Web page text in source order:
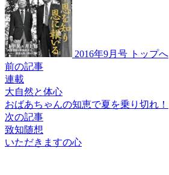
2016年9月号 トップへ
前の記事
連載
大自然と体心
おばあちゃんの知恵で夏を乗り切れ！
次の記事
致知随想
いただきますの心